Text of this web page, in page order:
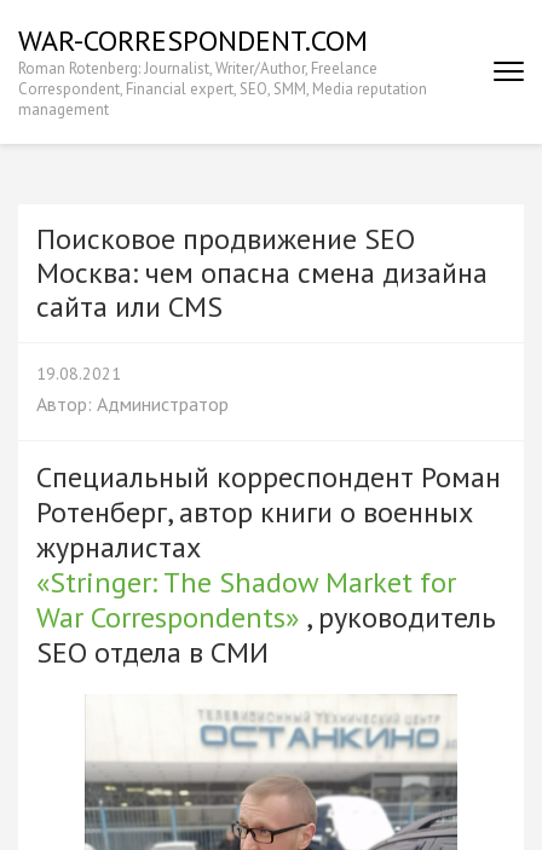
содержимому
(нажмите
WAR-CORRESPONDENT.COM
Roman Rotenberg: Journalist, Writer/Author, Freelance
Correspondent, Financial expert, SEO, SMM, Media reputation
management
Поисковое продвижение SEO
Москва: чем опасна смена дизайна
сайта или CMS
19.08.2021
Автор: Администратор
Специальный корреспондент Роман
Ротенберг, автор книги о военных
журналистах
«Stringer: The Shadow Market for
War Correspondents» , руководитель
SEO отдела в СМИ